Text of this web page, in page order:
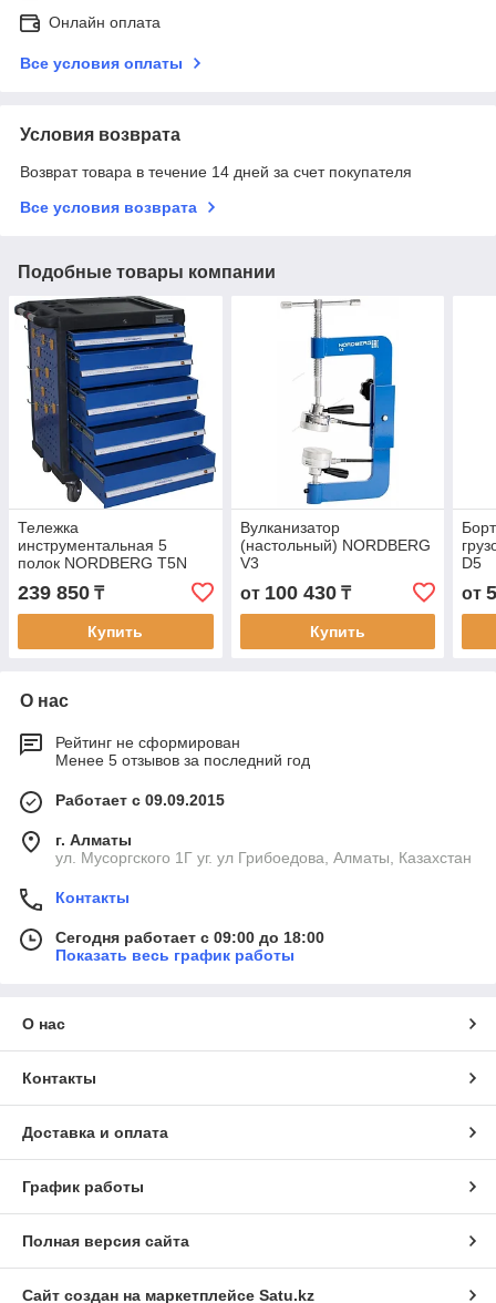
Онлайн оплата
Все условия оплаты
Условия возврата
Возврат товара в течение 14 дней за счет покупателя
Все условия возврата
Подобные товары компании
Тележка
инструментальная 5
полок NORDBERG T5N
239 850 ₸
Купить
Вулканизатор
(настольный) NORDBERG
V3
от 100 430₸
Купить
D5
от
О нас
Рейтинг не сформирован
Менее 5 отзывов за последний год
Работает с 09.09.2015
г. Алматы
ул. Мусоргского 1Г уг. ул Грибоедова, Алматы, Казахстан
Контакты
Сегодня работает с 09:00 до 18:00
Показать весь график работы
О нас
Контакты
Доставка и оплата
График работы
Полная версия сайта
Сайт создан на маркетплейсе Satu.kz